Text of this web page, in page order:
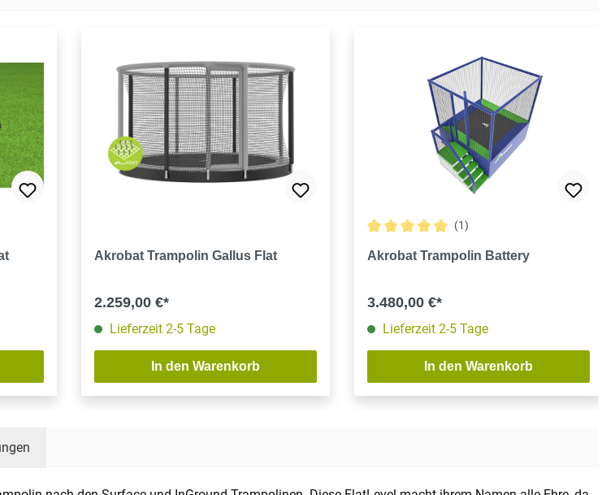
5 von 5 Sternen
Akrobat Trampolin Gallus Flat
2.259,00 €*
Lieferzeit 2-5 Tage
In den Warenkorb
Durchschnittliche Bewertung von 5 von 5
(1)
Akrobat Trampolin Battery
3.480,00 €*
Lieferzeit 2-5 Tage
In den Warenkorb